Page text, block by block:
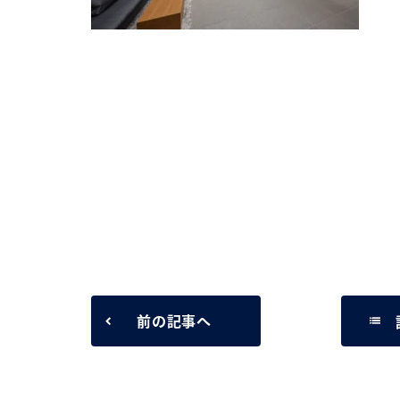
前の記事へ list